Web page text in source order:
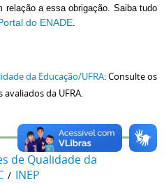
relação a essa obrigação. Saiba tudo
do ENADE.
da Educação/UFRA:Consulte os
da UFRA.
de Qualidade da
/ INEP